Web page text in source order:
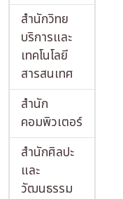
สำนักวิทย
บริการและ
เทคโนโลยี
สารสนเทศ
สำนัก
คอมพิวเตอร์
สำนักศิลปะ
และ
วัฒนธรรม